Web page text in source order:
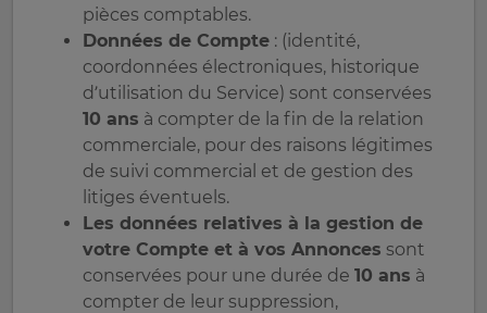
pièces comptables.
Données de Compte : (identité,
coordonnées électroniques, historique
d’utilisation du Service) sont conservées
10 ans à compter de la fin de la relation
commerciale, pour des raisons légitimes
de suivi commercial et de gestion des
litiges éventuels.
Les données relatives à la gestion de
votre Compte et à vos Annonces sont
conservées pour une durée de 10 ans à
compter de leur suppression,